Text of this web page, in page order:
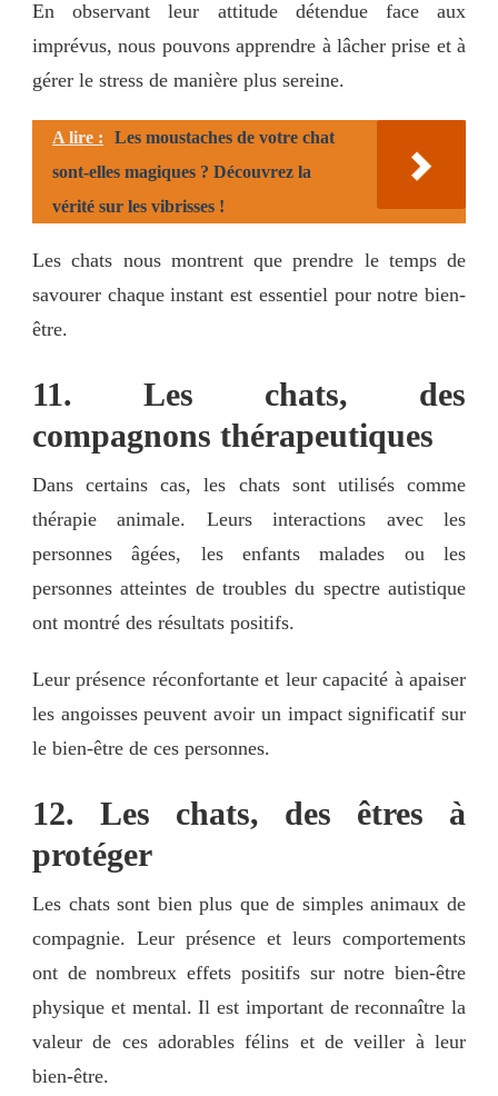
En observant leur attitude détendue face aux
imprévus, nous pouvons apprendre à lâcher prise et à
gérer le stress de manière plus sereine.
A lire :
Les moustaches de votre chat
sont-elles magiques ? Découvrez la
vérité sur les vibrisses !
Les chats nous montrent que prendre le temps de
savourer chaque instant est essentiel pour notre bien-
être.
11. Les chats, des
compagnons thérapeutiques
Dans certains cas, les chats sont utilisés comme
thérapie animale. Leurs interactions avec les
personnes âgées, les enfants malades ou les
personnes atteintes de troubles du spectre autistique
ont montré des résultats positifs.
Leur présence réconfortante et leur capacité à apaiser
les angoisses peuvent avoir un impact significatif sur
le bien-être de ces personnes.
12. Les chats, des êtres à
protéger
Les chats sont bien plus que de simples animaux de
compagnie. Leur présence et leurs comportements
ont de nombreux effets positifs sur notre bien-être
physique et mental. Il est important de reconnaître la
valeur de ces adorables félins et de veiller à leur
bien-être.